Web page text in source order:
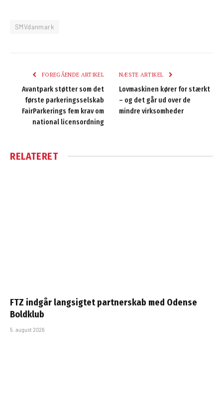
SMVdanmark
FOREGÅENDE ARTIKEL
Avantpark støtter som det
første parkeringsselskab
FairParkerings fem krav om
national licensordning
NÆSTE ARTIKEL
Lovmaskinen kører for stærkt
– og det går ud over de
mindre virksomheder
RELATERET
FTZ indgår langsigtet partnerskab med Odense
Boldklub
5. august 2026